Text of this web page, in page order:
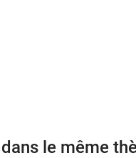
le même